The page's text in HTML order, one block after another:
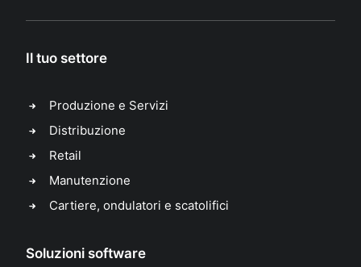
Il tuo settore
Produzione e Servizi
Distribuzione
Retail
Manutenzione
Cartiere, ondulatori e scatolifici
Soluzioni software